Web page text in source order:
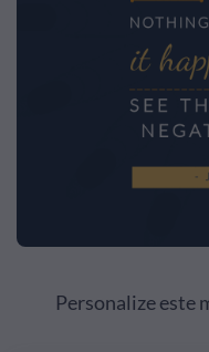
Personalize este